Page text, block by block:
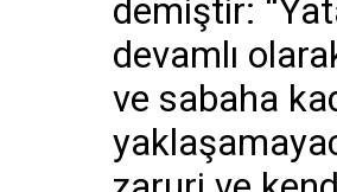
demiştir:
devamlı
ve sabaha